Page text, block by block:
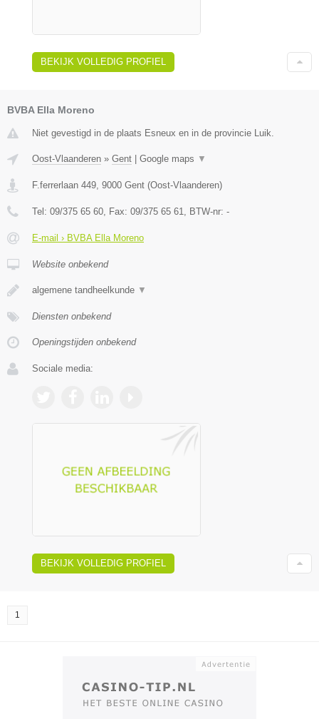
BEKIJK VOLLEDIG PROFIEL
BVBA Ella Moreno
Niet gevestigd in de plaats Esneux en in de provincie Luik.
Oost-Vlaanderen » Gent Google maps ▼
F.ferrerlaan 449, 9000 Gent (Oost-Vlaanderen)
Tel: 09/375 65 60, Fax: 09/375 65 61, BTW-nr: -
E-mail › BVBA Ella Moreno
Website onbekend
algemene tandheelkunde ▼
Diensten onbekend
Openingstijden onbekend
Sociale media:
BEKIJK VOLLEDIG PROFIEL
1